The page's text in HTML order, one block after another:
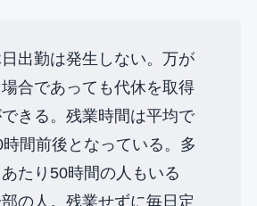
出勤は発⽣しない。万が
合であっても代休を取得
きる。残業時間は平均で
時間前後となっている。多
たり50時間の⼈もいる
の⼈。残業せずに毎⽇定